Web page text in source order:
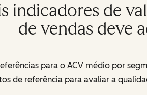
indicadores de
de vendas deve
para o ACV médio por
de referência para avaliar a